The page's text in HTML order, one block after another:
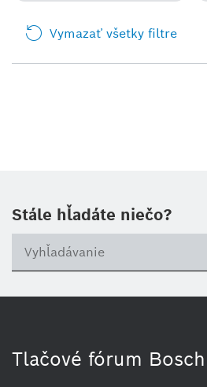
Vymazať všetky filtre
Stále hľadáte niečo?
Tlačové fórum Bosch